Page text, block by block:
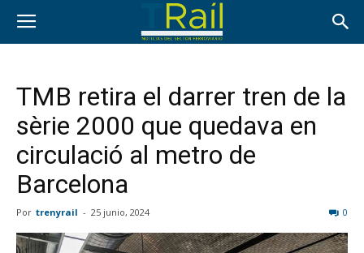
TMB retira el darrer tren de la
sèrie 2000 que quedava en
circulació al metro de
Barcelona
Por trenyrail - 25 junio, 2024 0